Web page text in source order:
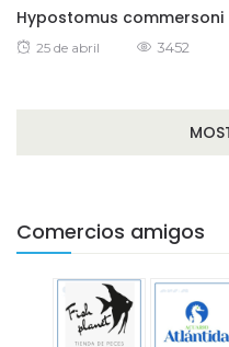
Hypostomus commersoni
Posted
25 de abril 3452
Comercios amigos